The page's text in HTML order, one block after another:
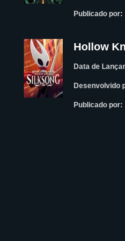
Publicado por:
Hollow
Data de
Desenvolvido
Publicado por: